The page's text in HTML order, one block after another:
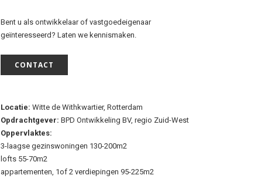
Bent u als ontwikkelaar of vastgoedeigenaar
geïnteresseerd? Laten we kennismaken.
CONTACT
Locatie: Witte de Withkwartier, Rotterdam
Opdrachtgever:BPD Ontwikkeling BV, regio Zuid-West
Oppervlaktes:
3-laagse gezinswoningen 130-200m2
lofts 55-70m2
appartementen, 1of 2 verdiepingen 95-225m2